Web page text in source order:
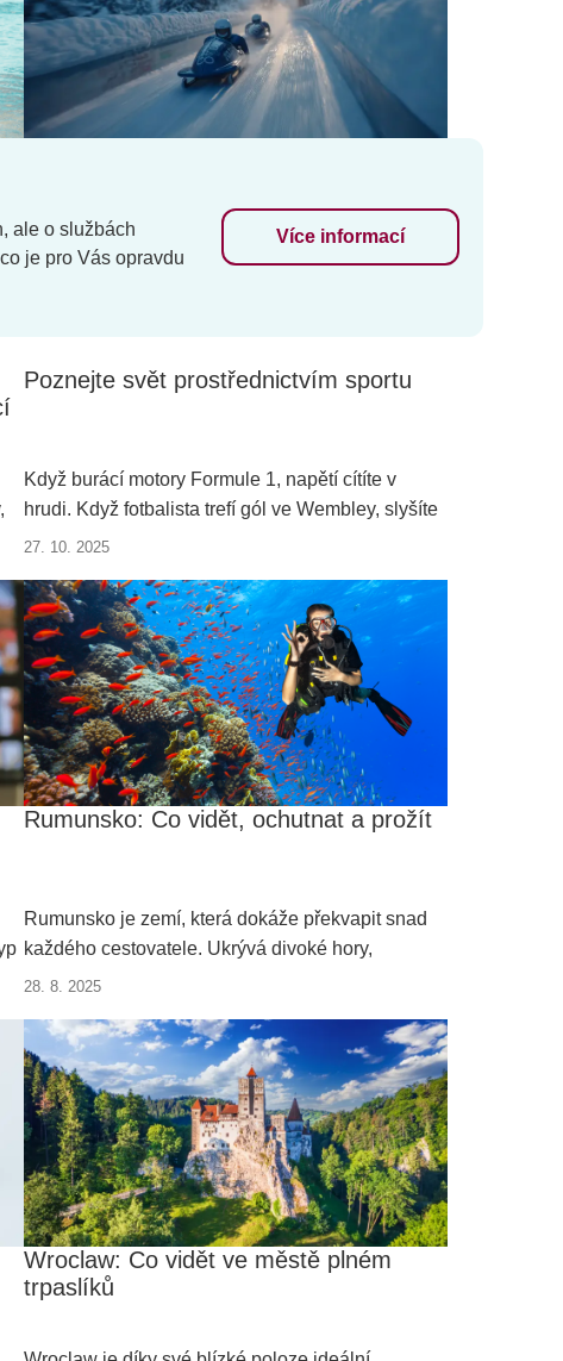
nezapomenete.
ale o službách
je pro Vás opravdu
Více informací
Poznejte svět prostřednictvím sportu
Když burácí motory Formule 1, napětí cítíte v
hrudi. Když fotbalista trefí gól ve Wembley, slyšíte
90 tisíc lidí křičet jedno jméno. A když se potápíte
úplně tichý.
27. 10. 2025
Rumunsko: Co vidět, ochutnat a prožít
Rumunsko je zemí, která dokáže překvapit snad
každého cestovatele. Ukrývá divoké hory,
záhadné hrady, fascinující tradice a chutě, které
levnou destinaci, jedná se o ideální tip pro
dovolenou nejen v roce 2025.
28. 8. 2025
Wroclaw: Co vidět ve městě plném
trpaslíků